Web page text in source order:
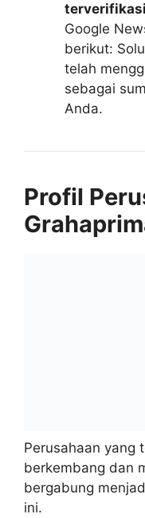
terverifikasi
Google
berikut:
telah
sebagai
Anda.
Profil
Perusahaan yang
berkembang dan
bergabung
ini.